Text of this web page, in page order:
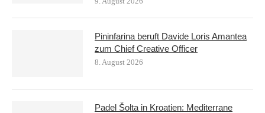
Pininfarina beruft Davide Loris Amantea
zum Chief Creative Officer
8. August 2026
Padel Šolta in Kroatien: Mediterrane